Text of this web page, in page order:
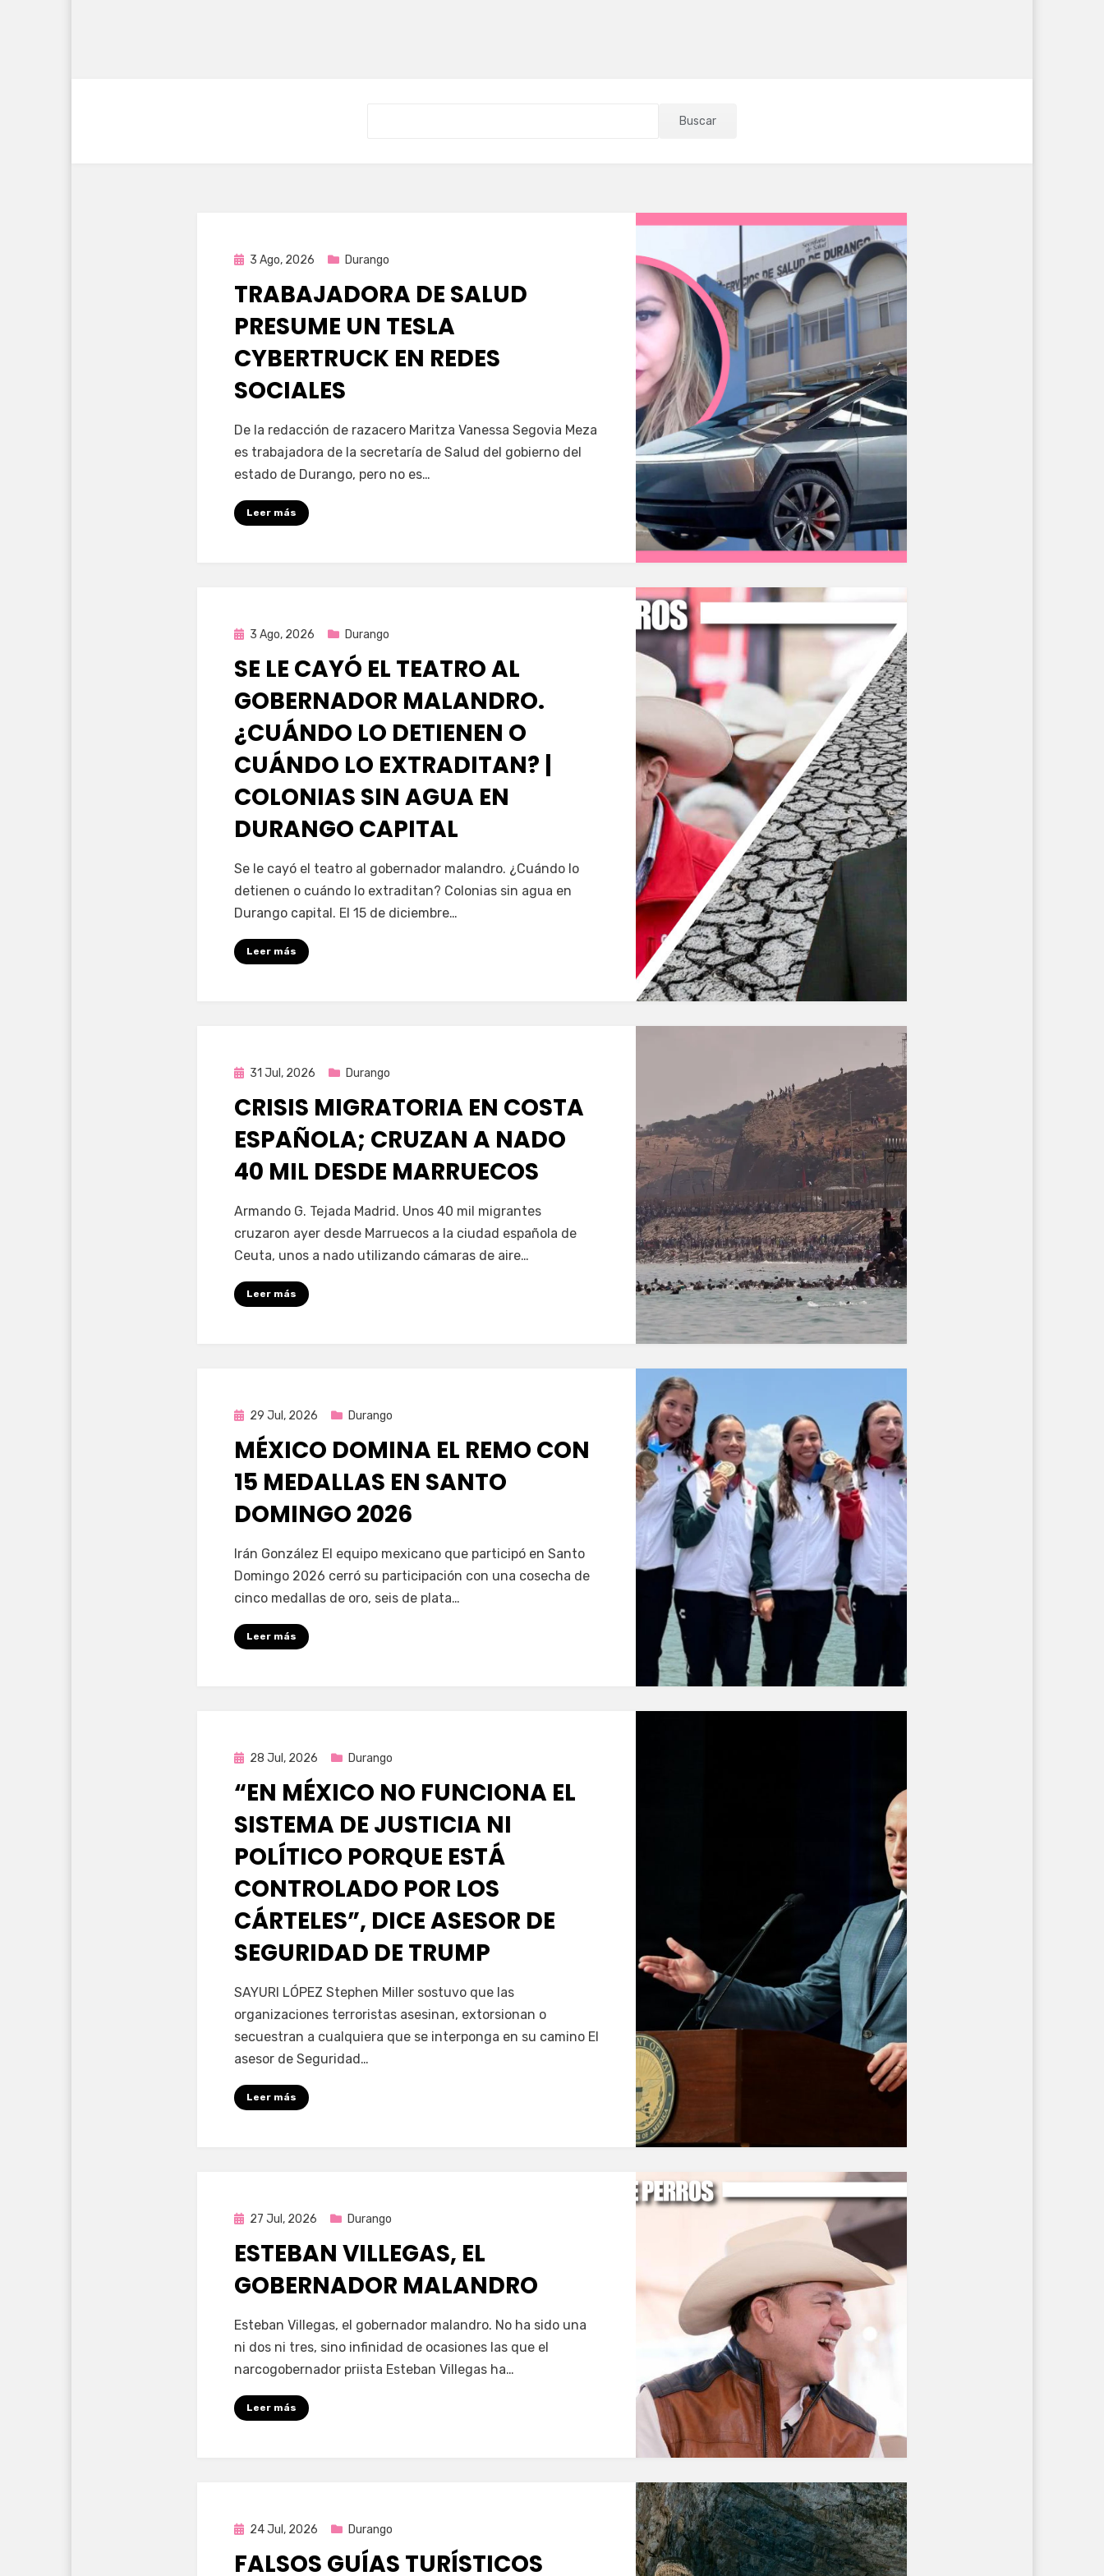
Buscar
Publicada
3 Ago, 2026 Durango
TRABAJADORA DE SALUD
PRESUME UN TESLA
CYBERTRUCK EN REDES
SOCIALES
porFernando Miranda Servín
De la redacción de razacero Maritza Vanessa Segovia Meza
es trabajadora de la secretaría de Salud del gobierno del
estado de Durango, pero no es…
Leer más
Publicada
3 Ago, 2026 Durango
SE LE CAYÓ EL TEATRO AL
GOBERNADOR MALANDRO.
¿CUÁNDO LO DETIENEN O
CUÁNDO LO EXTRADITAN? |
COLONIAS SIN AGUA EN
DURANGO CAPITAL
porFernando Miranda Servín
Se le cayó el teatro al gobernador malandro. ¿Cuándo lo
detienen o cuándo lo extraditan? Colonias sin agua en
Durango capital. El 15 de diciembre…
Leer más
Publicada
31 Jul, 2026 Durango
CRISIS MIGRATORIA EN COSTA
ESPAÑOLA; CRUZAN A NADO
40 MIL DESDE MARRUECOS
porFernando Miranda Servín
Armando G. Tejada Madrid. Unos 40 mil migrantes
cruzaron ayer desde Marruecos a la ciudad española de
Ceuta, unos a nado utilizando cámaras de aire…
Leer más
Publicada
29 Jul, 2026 Durango
MÉXICO DOMINA EL REMO CON
15 MEDALLAS EN SANTO
DOMINGO 2026
porFernando Miranda Servín
Irán González El equipo mexicano que participó en Santo
Domingo 2026 cerró su participación con una cosecha de
cinco medallas de oro, seis de plata…
Leer más
Publicada
28 Jul, 2026 Durango
“EN MÉXICO NO FUNCIONA EL
SISTEMA DE JUSTICIA NI
POLÍTICO PORQUE ESTÁ
CONTROLADO POR LOS
CÁRTELES”, DICE ASESOR DE
SEGURIDAD DE TRUMP
porFernando Miranda Servín
SAYURI LÓPEZ Stephen Miller sostuvo que las
organizaciones terroristas asesinan, extorsionan o
secuestran a cualquiera que se interponga en su camino El
asesor de Seguridad…
Leer más
Publicada
27 Jul, 2026 Durango
ESTEBAN VILLEGAS, EL
GOBERNADOR MALANDRO
porFernando Miranda Servín
Esteban Villegas, el gobernador malandro. No ha sido una
ni dos ni tres, sino infinidad de ocasiones las que el
narcogobernador priista Esteban Villegas ha…
Leer más
Publicada
24 Jul, 2026 Durango
FALSOS GUÍAS TURÍSTICOS